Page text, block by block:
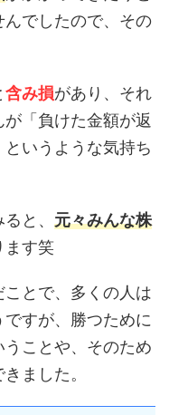
でしたので、その
含み損があり、それ
「負けた金額が返
いうような気持ち
と、 元々みんな株
ます笑
とで、多くの人は
ですが、勝つために
ことや、そのため
ました。